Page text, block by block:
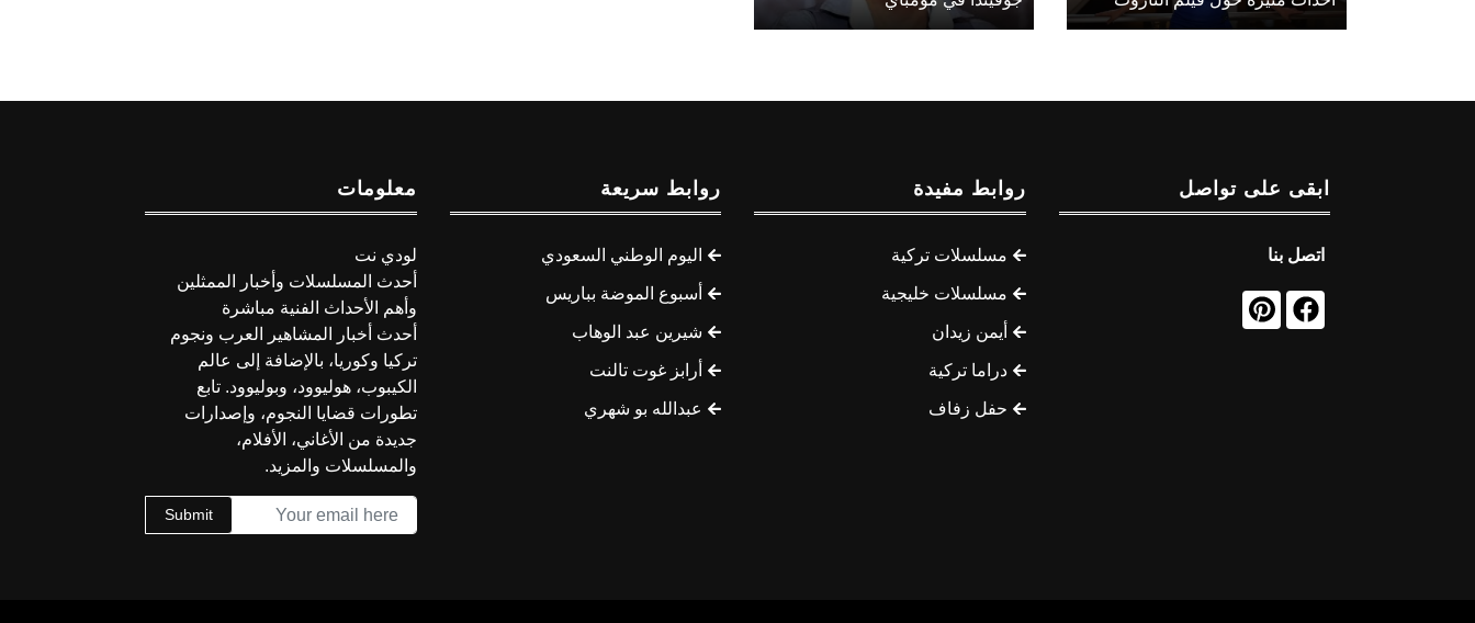
ابقى على تواصل
اتصل بنا
روابط مفيدة
مسلسلات تركية
مسلسلات خليجية
أيمن زيدان
دراما تركية
حفل زفاف
روابط سريعة
اليوم الوطني السعودي
أسبوع الموضة بباريس
شيرين عبد الوهاب
أرابز غوت تالنت
عبدالله بو شهري
معلومات
لودي نت
أحدث المسلسلات وأخبار الممثلين
وأهم الأحداث الفنية مباشرة
أحدث أخبار المشاهير العرب ونجوم
تركيا وكوريا، بالإضافة إلى عالم
الكيبوب، هوليوود، وبوليوود. تابع
تطورات قضايا النجوم، وإصدارات
جديدة من الأغاني، الأفلام،
والمسلسلات والمزيد.
Submit